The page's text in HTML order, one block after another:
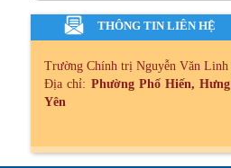
THÔNG TIN LIÊN HỆ
Trường Chính trị Nguyễn Văn Linh
Địa chỉ: Phường Phố Hiến, Hưng
Yên